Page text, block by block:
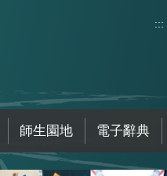
:::
師生園地 電子辭典